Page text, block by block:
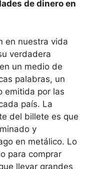
de dinero en
en nuestra vida
verdadera
un medio de
palabras, un
emitida por las
país. La
del billete es que
y
en metálico. Lo
para comprar
llevar grandes